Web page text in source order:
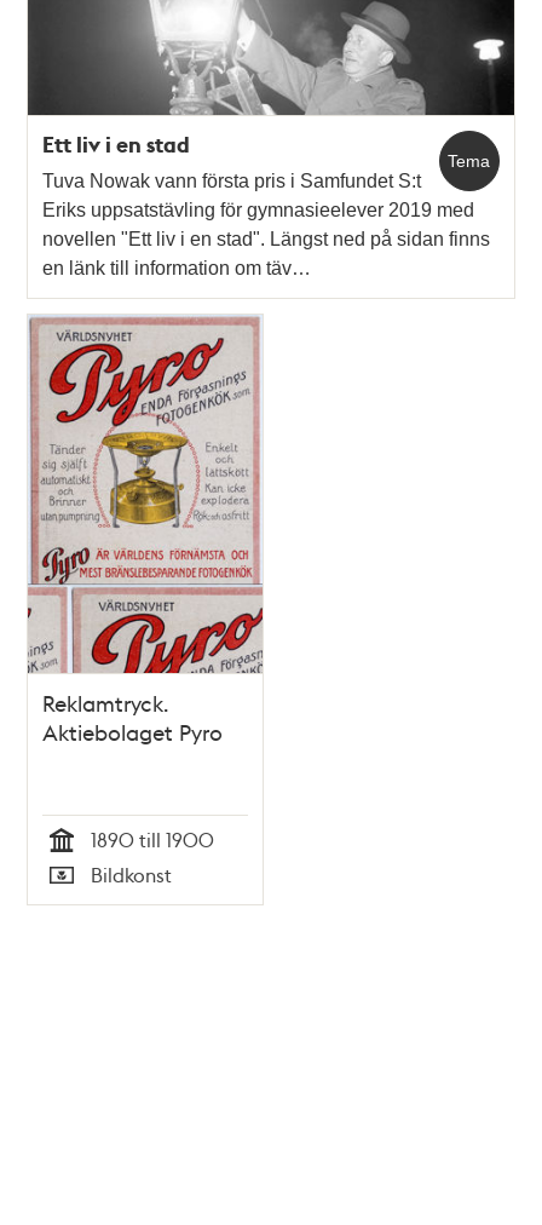
Tema
Ett liv i en stad
Tuva Nowak vann första pris i Samfundet S:t
Eriks uppsatstävling för gymnasieelever 2019 med
novellen "Ett liv i en stad". Längst ned på sidan finns
en länk till information om täv…
Reklamtryck.
Aktiebolaget Pyro
Tid
1890 till 1900
Typ
Bildkonst